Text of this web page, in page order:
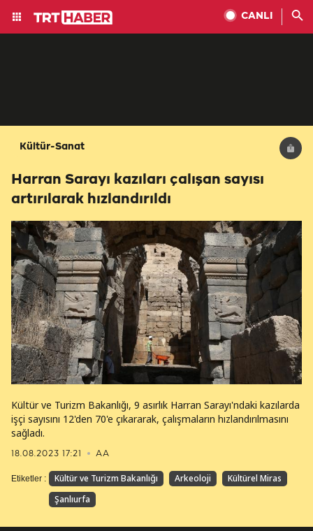
CANLI
Kültür-Sanat
Harran Sarayı kazıları çalışan sayısı
artırılarak hızlandırıldı
18.08.2023 17:21 AA
Kültür ve Turizm Bakanlığı, 9 asırlık Harran Sarayı'ndaki kazılarda
işçi sayısını 12'den 70'e çıkararak, çalışmaların hızlandırılmasını
sağladı.
Etiketler : Kültür ve Turizm Bakanlığı Arkeoloji
Kültürel Miras
Şanlıurfa